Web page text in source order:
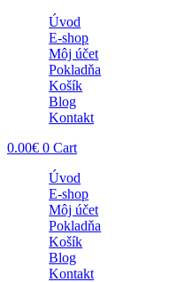
Úvod
E-shop
Môj účet
Pokladňa
Košík
Blog
Kontakt
0.00€ 0 Cart
Úvod
E-shop
Môj účet
Pokladňa
Košík
Blog
Kontakt